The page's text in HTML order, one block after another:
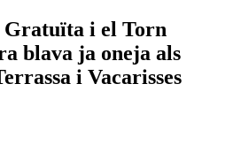
Gratuïta i el Torn
blava ja oneja als
i Vacarisses